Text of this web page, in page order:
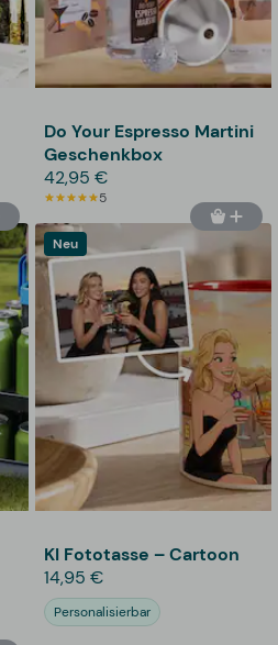
Do Your Espresso Martini
Geschenkbox
42,95 €
5
Neu
KI Fototasse – Cartoon
14,95 €
Personalisierbar